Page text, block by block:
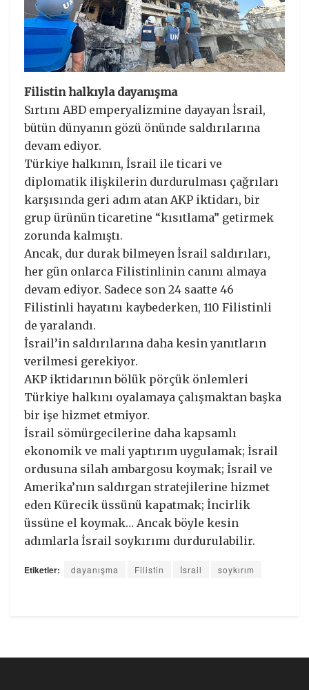
Filistin halkıyla dayanışma
Sırtını ABD emperyalizmine dayayan İsrail,
bütün dünyanın gözü önünde saldırılarına
devam ediyor.
Türkiye halkının, İsrail ile ticari ve
diplomatik ilişkilerin durdurulması çağrıları
karşısında geri adım atan AKP iktidarı, bir
grup ürünün ticaretine “kısıtlama” getirmek
zorunda kalmıştı.
Ancak, dur durak bilmeyen İsrail saldırıları,
her gün onlarca Filistinlinin canını almaya
devam ediyor. Sadece son 24 saatte 46
Filistinli hayatını kaybederken, 110 Filistinli
de yaralandı.
İsrail’in saldırılarına daha kesin yanıtların
verilmesi gerekiyor.
AKP iktidarının bölük pörçük önlemleri
Türkiye halkını oyalamaya çalışmaktan başka
bir işe hizmet etmiyor.
İsrail sömürgecilerine daha kapsamlı
ekonomik ve mali yaptırım uygulamak; İsrail
ordusuna silah ambargosu koymak; İsrail ve
Amerika’nın saldırgan stratejilerine hizmet
eden Kürecik üssünü kapatmak; İncirlik
üssüne el koymak… Ancak böyle kesin
adımlarla İsrail soykırımı durdurulabilir.
Etiketler: dayanışma Filistin İsrail soykırım